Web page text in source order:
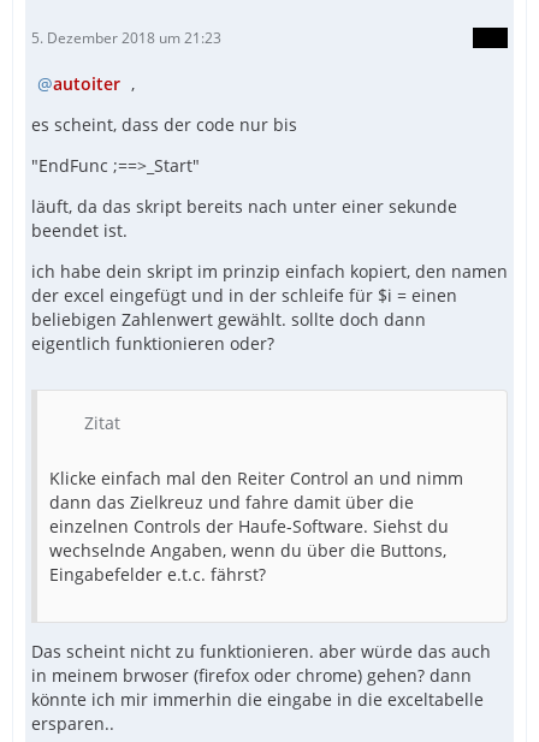
5. Dezember 2018 um 21:23
autoiter ,
es scheint, dass der code nur bis
"EndFunc ;==>_Start"
läuft, da das skript bereits nach unter einer sekunde
beendet ist.
ich habe dein skript im prinzip einfach kopiert, den namen
der excel eingefügt und in der schleife für $i = einen
beliebigen Zahlenwert gewählt. sollte doch dann
eigentlich funktionieren oder?
Zitat
Klicke einfach mal den Reiter Control an und nimm
dann das Zielkreuz und fahre damit über die
einzelnen Controls der Haufe-Software. Siehst du
wechselnde Angaben, wenn du über die Buttons,
Eingabefelder e.t.c. fährst?
Das scheint nicht zu funktionieren. aber würde das auch
in meinem brwoser (firefox oder chrome) gehen? dann
könnte ich mir immerhin die eingabe in die exceltabelle
ersparen..